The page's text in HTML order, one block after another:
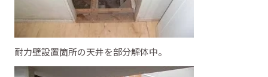
耐力壁設置箇所の天井を部分解体中。